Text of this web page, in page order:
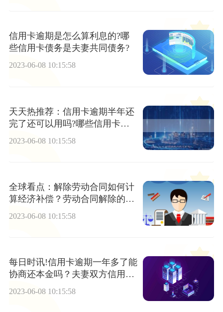
信用卡逾期是怎么算利息的?哪
些信用卡债务是夫妻共同债务?
2023-06-08 10:15:58
天天热推荐：信用卡逾期半年还
完了还可以用吗?哪些信用卡债
2023-06-08 10:15:58
全球看点：解除劳动合同如何计
算经济补偿？劳动合同解除的条
2023-06-08 10:15:58
每日时讯!信用卡逾期一年多了能
协商还本金吗？夫妻双方信用卡
逾期有哪些补救措施?
2023-06-08 10:15:58